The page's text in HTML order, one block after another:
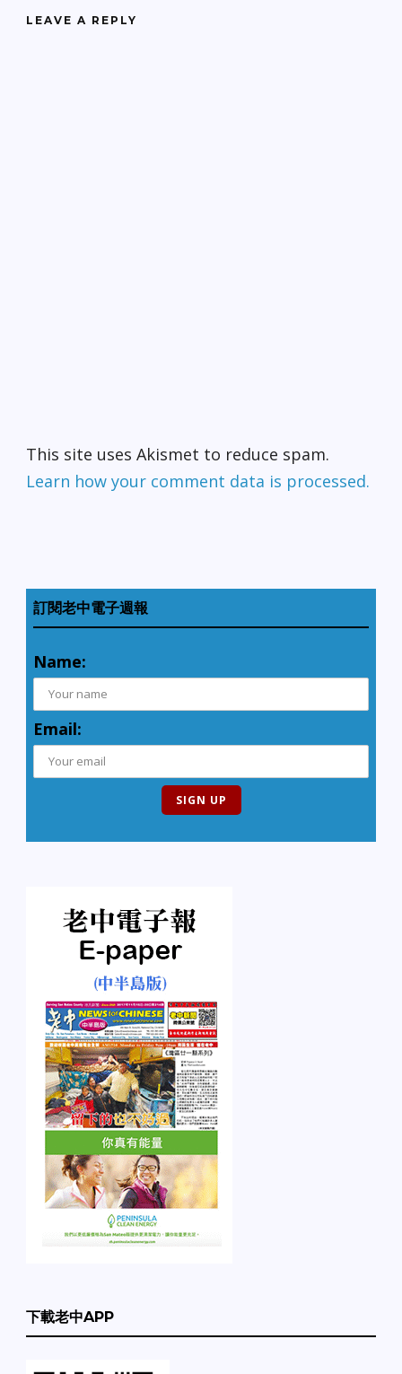
LEAVE A REPLY
This site uses Akismet to reduce spam.
Learn how your comment data is processed.
訂閱老中電子週報
Name:
Email:
下載老中APP